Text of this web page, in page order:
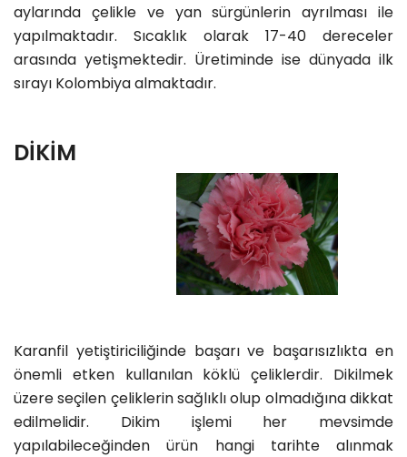
aylarında çelikle ve yan sürgünlerin ayrılması ile
yapılmaktadır. Sıcaklık olarak 17-40 dereceler
arasında yetişmektedir. Üretiminde ise dünyada ilk
sırayı Kolombiya almaktadır.
DİKİM
Karanfil yetiştiriciliğinde başarı ve başarısızlıkta en
önemli etken kullanılan köklü çeliklerdir. Dikilmek
üzere seçilen çeliklerin sağlıklı olup olmadığına dikkat
edilmelidir. Dikim işlemi her mevsimde
yapılabileceğinden ürün hangi tarihte alınmak